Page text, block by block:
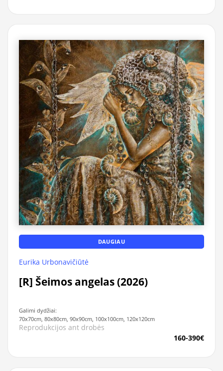
DAUGIAU
Eurika Urbonavičiūtė
[R] Šeimos angelas (2026)
Galimi dydžiai:
70x70cm, 80x80cm, 90x90cm, 100x100cm, 120x120cm
Reprodukcijos ant drobės
160-390€